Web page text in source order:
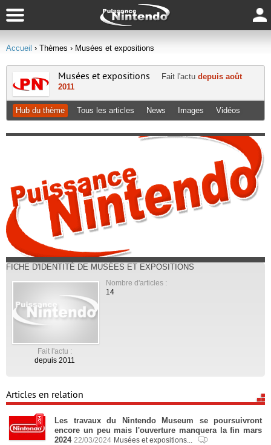
Accueil › Thèmes › Musées et expositions
Musées et expositions Fait l'actu depuis août
2011
Hub du thème Tous les articles News Images Vidéos
FICHE D'IDENTITÉ DE MUSÉES ET EXPOSITIONS
Fait l'actu :
depuis 2011
Nombre d'articles :
14
Articles en relation
Les travaux du Nintendo Museum se poursuivront
encore un peu mais l'ouverture manquera la fin mars
2024 22/03/2024 Musées et expositions...